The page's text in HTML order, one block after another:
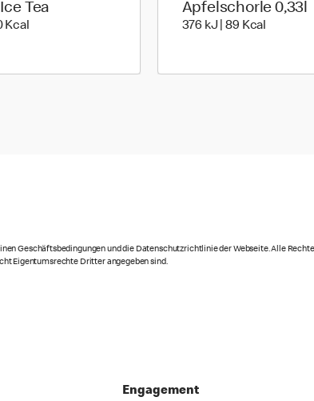
Tea
Kcal340 kiloJoule | 80 kilo calories
Apfelschorle 0,33l
376 kJ | 89 Kcal 376
Geschäftsbedingungen und die Datenschutzrichtlinie der Webseite. Alle
Eigentumsrechte Dritter angegeben sind.
Engagement